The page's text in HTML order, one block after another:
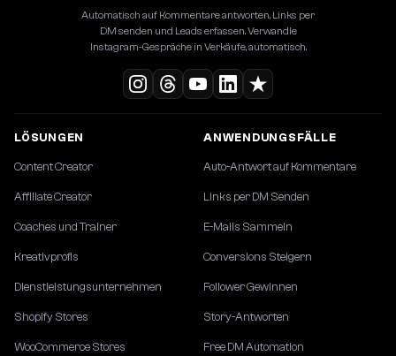
Automatisch auf Kommentare antworten, Links per
DM senden und Leads erfassen. Verwandle
Instagram-Gespräche in Verkäufe, automatisch.
LÖSUNGEN
Content Creator
Affiliate Creator
Coaches und Trainer
Kreativprofis
Dienstleistungsunternehmen
Shopify Stores
WooCommerce Stores
ANWENDUNGSFÄLLE
Auto-Antwort auf Kommentare
Links per DM Senden
E-Mails Sammeln
Conversions Steigern
Follower Gewinnen
Story-Antworten
Free DM Automation